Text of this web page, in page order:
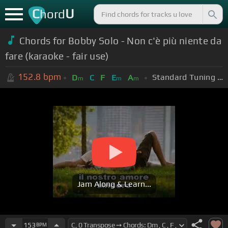
ChordU
Chords for Bobby Solo - Non c'è più niente da
fare (karaoke - fair use)
152.8 bpm Dm C F Em Am Standard Tuning (EADGBE)
Jam Along & Learn...
153 BPM